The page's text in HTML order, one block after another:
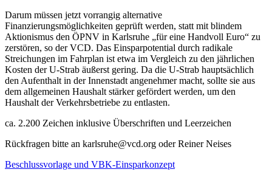
Darum müssen jetzt vorrangig alternative
Finanzierungsmöglichkeiten geprüft werden, statt mit blindem
Aktionismus den ÖPNV in Karlsruhe „für eine Handvoll Euro“ zu
zerstören, so der VCD. Das Einsparpotential durch radikale
Streichungen im Fahrplan ist etwa im Vergleich zu den jährlichen
Kosten der U-Strab äußerst gering. Da die U-Strab hauptsächlich
den Aufenthalt in der Innenstadt angenehmer macht, sollte sie aus
dem allgemeinen Haushalt stärker gefördert werden, um den
Haushalt der Verkehrsbetriebe zu entlasten.
ca. 2.200 Zeichen inklusive Überschriften und Leerzeichen
Rückfragen bitte an karlsruhe@vcd.org oder Reiner Neises
Beschlussvorlage und VBK-Einsparkonzept